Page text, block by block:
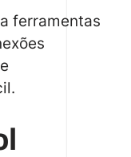
ferramentas